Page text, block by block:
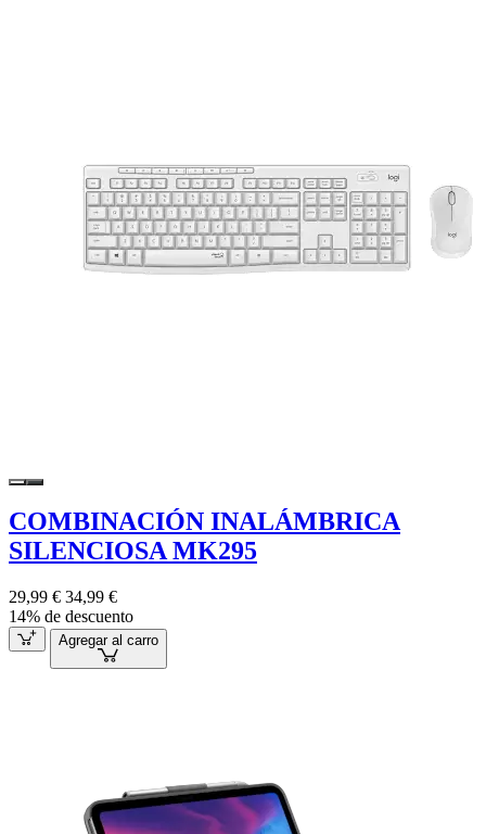
COMBINACIÓN INALÁMBRICA
SILENCIOSA MK295
29,99 € 34,99 €
14% de descuento
Agregar al carro